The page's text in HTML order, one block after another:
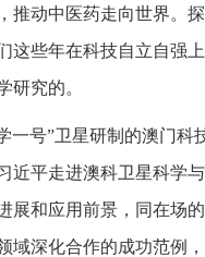
推动中医药走向世界。
这些年在科技自立自强
研究的。
一号”卫星研制的澳门
近平走进澳科卫星科学
展和应用前景，同在场
域深化合作的成功范例